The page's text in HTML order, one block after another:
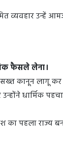
व्यवहार उन्हें
फैसले लेना।
कानून लागू कर
धार्मिक
का पहला राज्य